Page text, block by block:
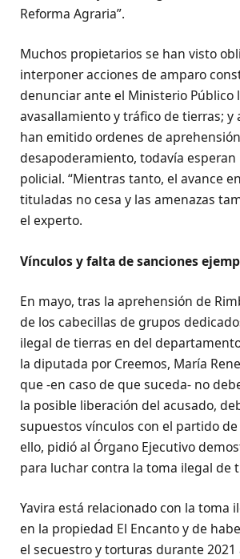
Reforma Agraria”.
Muchos propietarios se han visto
interponer acciones de amparo
denunciar ante el Ministerio Público
avasallamiento y tráfico de tierras; y
han emitido ordenes de
desapoderamiento, todavía esperan
policial. “Mientras tanto, el avance
tituladas no cesa y las amenazas
el experto.
Vínculos y falta de sanciones
En mayo, tras la aprehensión de
de los cabecillas de grupos
ilegal de tierras en del
la diputada por Creemos, María
que -en caso de que suceda- no
la posible liberación del acusado,
supuestos vínculos con el partido de
ello, pidió al Órgano Ejecutivo
para luchar contra la toma ilegal de
Yavira está relacionado con la toma
en la propiedad El Encanto y de
el secuestro y torturas durante